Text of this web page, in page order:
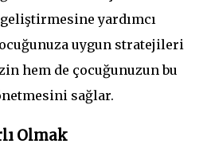
yardımcı
uygun stratejileri
hem de çocuğunuzun bu
sağlar.
Olmak